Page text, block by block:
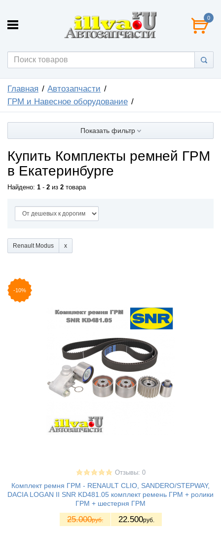
0
Главная
Автозапчасти
ГРМ и Навесное оборудование
Показать фильтр
Купить Комплекты ремней ГРМ
в Екатеринбурге
Найдено: 1 - 2 из 2 товара
Renault Modus
-10%
Отзывы: 0
Комплект ремня ГРМ - RENAULT CLIO, SANDERO/STEPWAY,
DACIA LOGAN II SNR KD481.05 комплект ремень ГРМ + ролики
ГРМ + шестерня ГРМ
25.000руб. 22.500руб.